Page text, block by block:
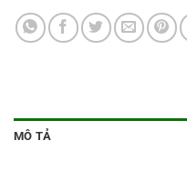
MÔ TẢ